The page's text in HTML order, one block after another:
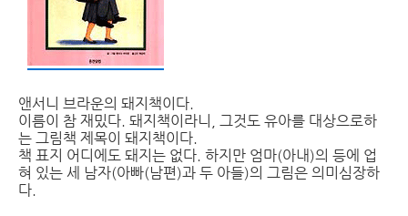
앤서니 브라운의 돼지책이다.
이름이 참 재밌다. 돼지책이라니, 그것도 유아를 대상으로하
는 그림책 제목이 돼지책이다.
책 표지 어디에도 돼지는 없다. 하지만 엄마(아내)의 등에 업
혀 있는 세 남자(아빠(남편)과 두 아들)의 그림은 의미심장하
다.